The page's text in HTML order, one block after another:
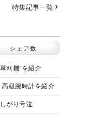
特集記事一覧
シェア数
刈機”を紹介
級腕時計を紹介
がり号泣